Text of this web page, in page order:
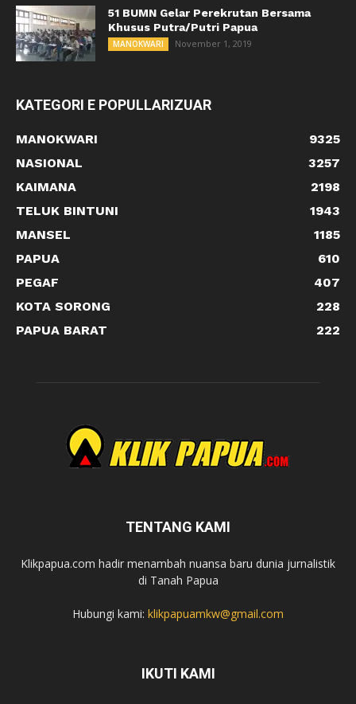
51 BUMN Gelar Perekrutan Bersama
Khusus Putra/Putri Papua
MANOKWARI November 1, 2019
KATEGORI E POPULLARIZUAR
MANOKWARI
9325
NASIONAL
3257
KAIMANA
2198
TELUK BINTUNI
1943
MANSEL
1185
PAPUA
610
PEGAF
407
KOTA SORONG
228
PAPUA BARAT
222
TENTANG KAMI
Klikpapua.com hadir menambah nuansa baru dunia jurnalistik
di Tanah Papua
Hubungi kami: klikpapuamkw@gmail.com
IKUTI KAMI